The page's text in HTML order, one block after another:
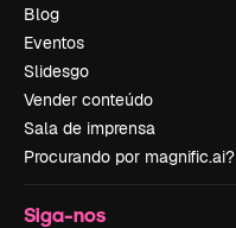
Blog
Eventos
Slidesgo
Vender conteúdo
Sala de imprensa
Procurando por magnific.ai?
Siga-nos